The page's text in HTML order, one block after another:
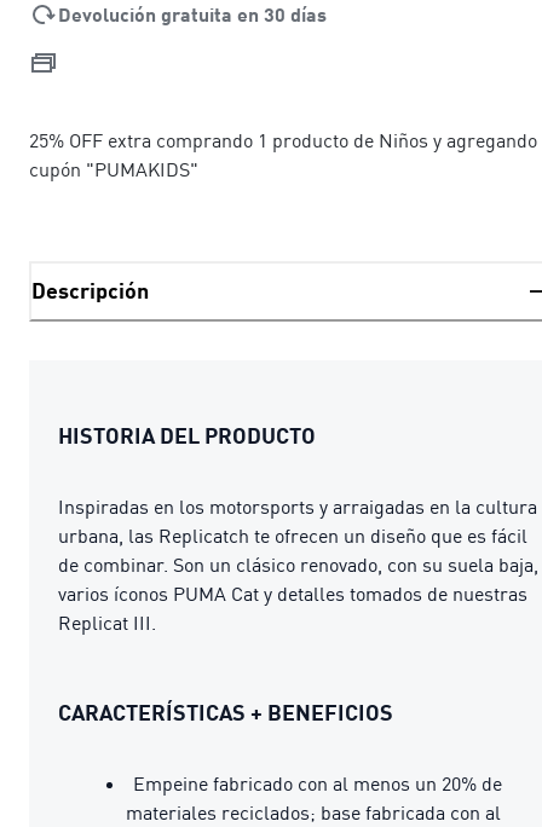
Devolución gratuita en 30 días
25% OFF extra comprando 1 producto de Niños y
cupón "PUMAKIDS"
Descripción
HISTORIA DEL PRODUCTO
Inspiradas en los motorsports y arraigadas en la cultura
urbana, las Replicatch te ofrecen un diseño que es fácil
de combinar. Son un clásico renovado, con su suela baja,
varios íconos PUMA Cat y detalles tomados de nuestras
Replicat III.
CARACTERÍSTICAS + BENEFICIOS
Empeine fabricado con al menos un 20% de
materiales reciclados; base fabricada con al